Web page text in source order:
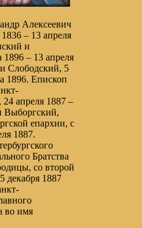
Алексеевич
– 13 апреля
и
1896 – 13 апреля
Слободский, 5
1896. Епископ
апреля 1887 –
Выборгский,
епархии, с
1887.
Братства
со второй
декабря 1887
во имя